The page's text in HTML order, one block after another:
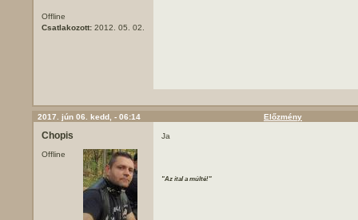
Offline
Csatlakozott: 2012. 05. 02.
2017. jún 06. kedd, - 06:14 Előzmény
Chopis
Offline
Ja
"Az ital a múlté!"